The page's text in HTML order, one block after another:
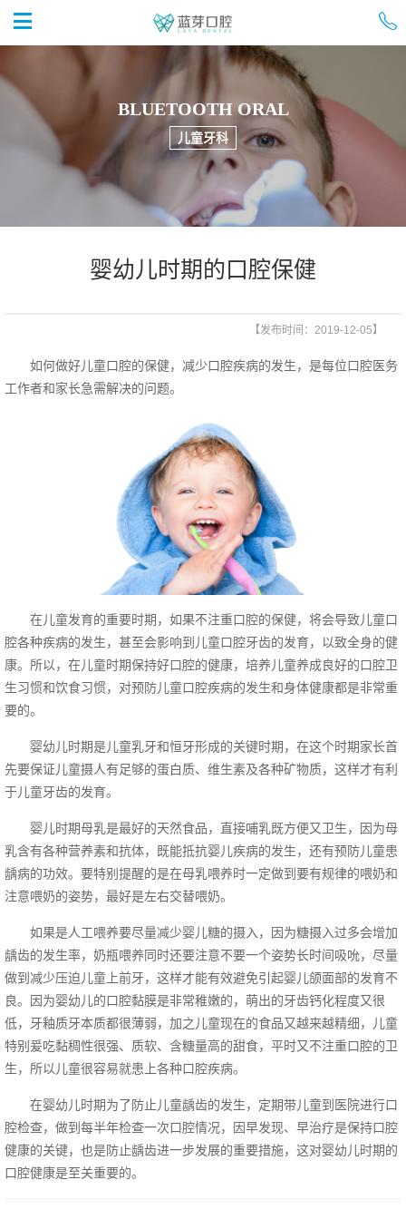
 
BLUETOOTH ORAL
儿童牙科
婴幼儿时期的口腔保健
【发布时间：2019-12-05】
如何做好儿童口腔的保健，减少口腔疾病的发生，是每位口腔医务
工作者和家长急需解决的问题。
在儿童发育的重要时期，如果不注重口腔的保健，将会导致儿童口
腔各种疾病的发生，甚至会影响到儿童口腔牙齿的发育，以致全身的健
康。所以，在儿童时期保持好口腔的健康，培养儿童养成良好的口腔卫
生习惯和饮食习惯，对预防儿童口腔疾病的发生和身体健康都是非常重
要的。
婴幼儿时期是儿童乳牙和恒牙形成的关键时期，在这个时期家长首
先要保证儿童摄人有足够的蛋白质、维生素及各种矿物质，这样才有利
于儿童牙齿的发育。
婴儿时期母乳是最好的天然食品，直接哺乳既方便又卫生，因为母
乳含有各种营养素和抗体，既能抵抗婴儿疾病的发生，还有预防儿童患
龋病的功效。要特别提醒的是在母乳喂养时一定做到要有规律的喂奶和
注意喂奶的姿势，最好是左右交替喂奶。
如果是人工喂养要尽量减少婴儿糖的摄入，因为糖摄入过多会增加
龋齿的发生率，奶瓶喂养同时还要注意不要一个姿势长时间吸吮，尽量
做到减少压迫儿童上前牙，这样才能有效避免引起婴儿颌面部的发育不
良。因为婴幼儿的口腔黏膜是非常稚嫩的，萌出的牙齿钙化程度又很
低，牙釉质牙本质都很薄弱，加之儿童现在的食品又越来越精细，儿童
特别爰吃黏稠性很强、质软、含糖量高的甜食，平时又不注重口腔的卫
生，所以儿童很容易就患上各种口腔疾病。
在婴幼儿时期为了防止儿童龋齿的发生，定期带儿童到医院进行口
腔检查，做到每半年检查一次口腔情况，因早发现、早治疗是保持口腔
健康的关键，也是防止龋齿进一步发展的重要措施，这对婴幼儿时期的
口腔健康是至关重要的。